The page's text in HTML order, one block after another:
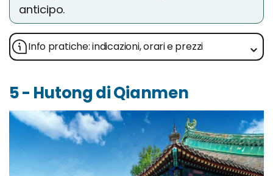
anticipo.
Info pratiche: indicazioni, orari e prezzi
5 - Hutong di Qianmen